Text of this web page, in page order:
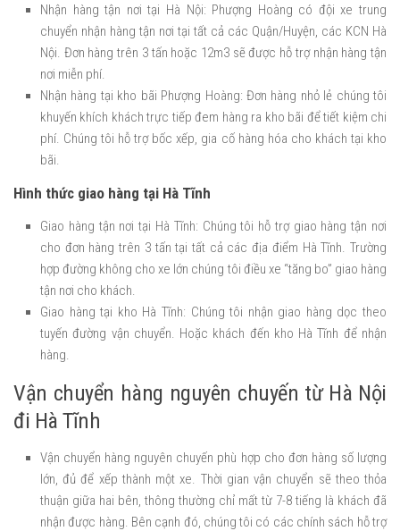
Nhận hàng tận nơi tại Hà Nội: Phượng Hoàng có đội xe trung
chuyển nhận hàng tận nơi tại tất cả các Quận/Huyện, các KCN Hà
Nội. Đơn hàng trên 3 tấn hoặc 12m3 sẽ được hỗ trợ nhận hàng tận
nơi miễn phí.
Nhận hàng tại kho bãi Phượng Hoàng: Đơn hàng nhỏ lẻ chúng tôi
khuyến khích khách trực tiếp đem hàng ra kho bãi để tiết kiệm chi
phí. Chúng tôi hỗ trợ bốc xếp, gia cố hàng hóa cho khách tại kho
bãi.
Hình thức giao hàng tại Hà Tĩnh
Giao hàng tận nơi tại Hà Tĩnh: Chúng tôi hỗ trợ giao hàng tận nơi
cho đơn hàng trên 3 tấn tại tất cả các địa điểm Hà Tĩnh. Trường
hợp đường không cho xe lớn chúng tôi điều xe “tăng bo” giao hàng
tận nơi cho khách.
Giao hàng tại kho Hà Tĩnh: Chúng tôi nhận giao hàng dọc theo
tuyến đường vận chuyển. Hoặc khách đến kho Hà Tĩnh để nhận
hàng.
Vận chuyển hàng nguyên chuyến từ Hà Nội
đi Hà Tĩnh
Vận chuyển hàng nguyên chuyến phù hợp cho đơn hàng số lượng
lớn, đủ để xếp thành một xe. Thời gian vận chuyển sẽ theo thỏa
thuận giữa hai bên, thông thường chỉ mất từ 7-8 tiếng là khách đã
nhận được hàng. Bên cạnh đó, chúng tôi có các chính sách hỗ trợ